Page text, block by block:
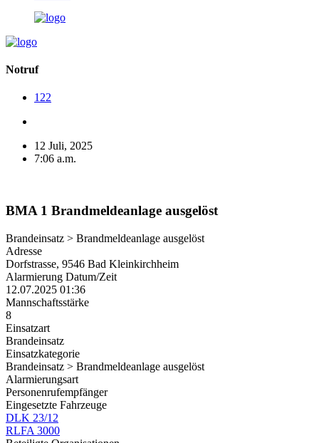
Notruf
122
12 Juli, 2025
7:06 a.m.
BMA 1 Brandmeldeanlage ausgelöst
Brandeinsatz > Brandmeldeanlage ausgelöst
Adresse
Dorfstrasse, 9546 Bad Kleinkirchheim
Alarmierung Datum/Zeit
12.07.2025 01:36
Mannschaftsstärke
8
Einsatzart
Brandeinsatz
Einsatzkategorie
Brandeinsatz > Brandmeldeanlage ausgelöst
Alarmierungsart
Personenrufempfänger
Eingesetzte Fahrzeuge
DLK 23/12
RLFA 3000